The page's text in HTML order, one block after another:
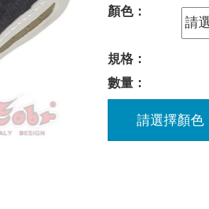
顏色：
規格：
數量：
請選擇顏色